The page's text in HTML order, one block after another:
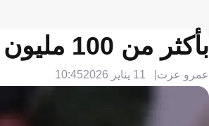
بأكثر من 100 مليون دولار.. ريال مدريد على أعتاب صفقة تاريخية
عمرو عزت 11 يناير 2026 10:45